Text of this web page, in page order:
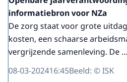
informatiebron voor NZa
De zorg staat voor grote
kosten, een schaarse
vergrijzende samenleving. De ...
08-03-202416:45Beeld: © ISK